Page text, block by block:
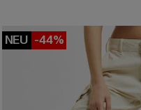
NEU -44%